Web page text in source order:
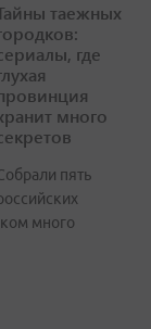
таежных
где
много
пять
много